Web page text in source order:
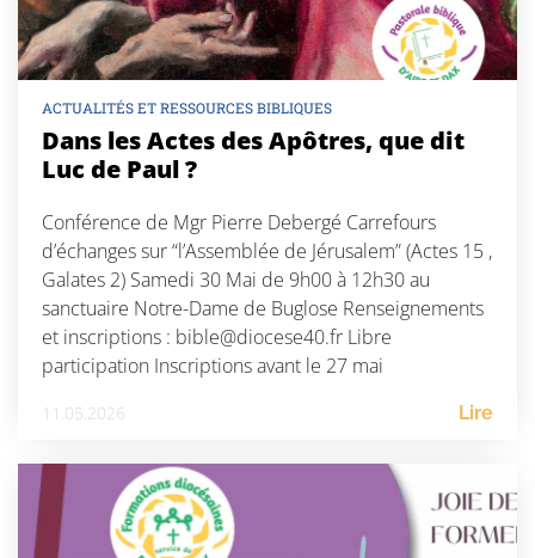
ACTUALITÉS ET RESSOURCES BIBLIQUES
Dans les Actes des Apôtres, que dit
Luc de Paul ?
Conférence de Mgr Pierre Debergé Carrefours
d’échanges sur “l’Assemblée de Jérusalem” (Actes 15 ,
Galates 2) Samedi 30 Mai de 9h00 à 12h30 au
sanctuaire Notre-Dame de Buglose Renseignements
et inscriptions : bible@diocese40.fr Libre
participation Inscriptions avant le 27 mai
11.05.2026 Lire